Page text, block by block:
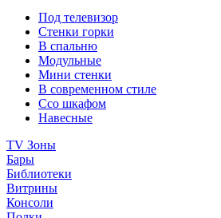
Под телевизор
Стенки горки
В спальню
Модульные
Мини стенки
В современном стиле
Ссо шкафом
Навесные
TV Зоны
Бары
Библиотеки
Витрины
Консоли